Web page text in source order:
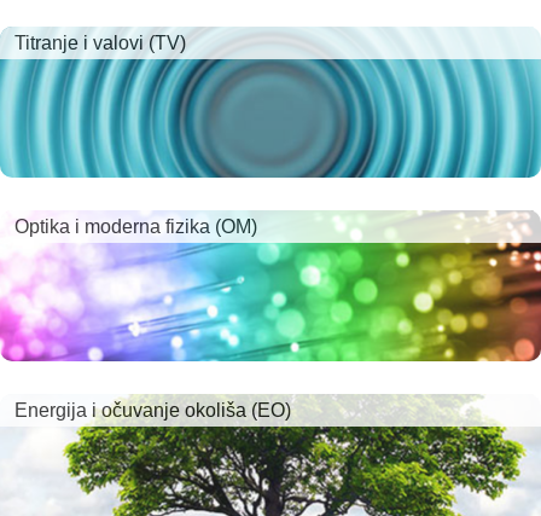
Titranje i valovi (TV)
Optika i moderna fizika (OM)
Energija i očuvanje okoliša (EO)